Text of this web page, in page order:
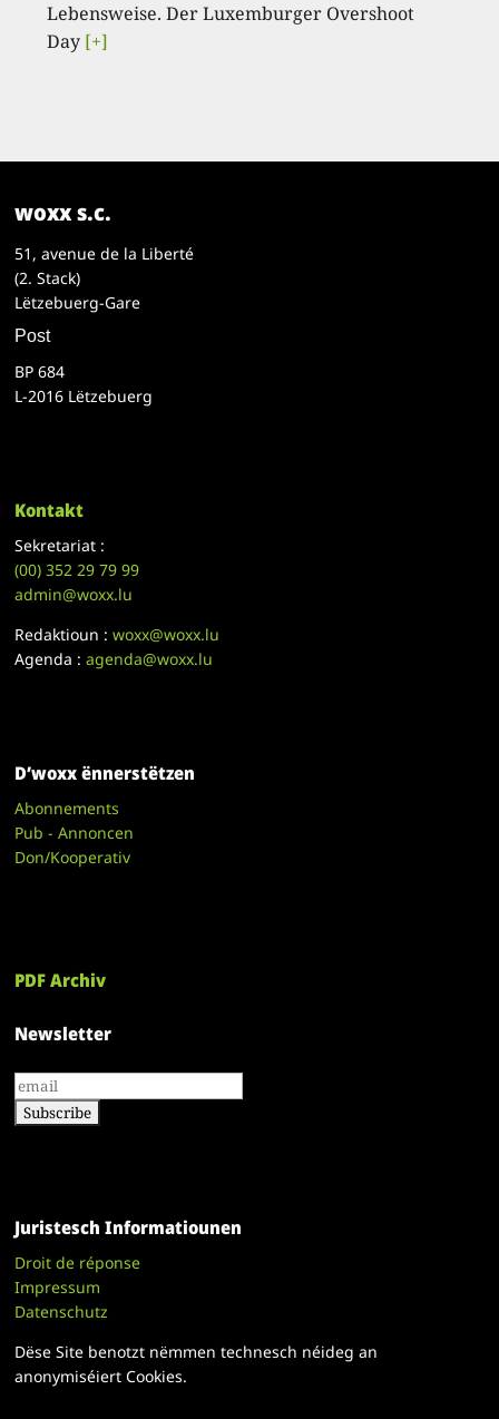
Lebensweise. Der Luxemburger Overshoot
Day [+]
woxx s.c.
51, avenue de la Liberté
(2. Stack)
Lëtzebuerg-Gare
Post
BP 684
L-2016 Lëtzebuerg
Kontakt
Sekretariat :
(00)352 29 79 99
admin@woxx.lu
Redaktioun :woxx@woxx.lu
Agenda :agenda@woxx.lu
D’woxx ënnerstëtzen
Abonnements
Pub - Annoncen
Don/Kooperativ
PDF Archiv
Newsletter
Juristesch Informatiounen
Droit de réponse
Impressum
Datenschutz
Dëse Site benotzt nëmmen technesch néideg an
anonymiséiert Cookies.